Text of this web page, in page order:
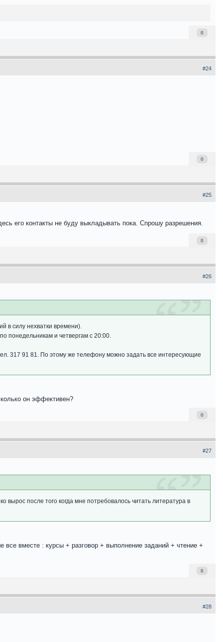
0
#24
0
#25
его контакты не буду выкладывать пока. Спрошу разрешения.
0
#26
в силу нехватки времени).
понедельникам и четвергам с 20:00.
317 91 81. По этому же телефону можно задать все интересующие
он эффективен?
0
#27
вырос после того когда мне потребовалось читать литература в
все вместе : курсы + разговор + выполнение заданий + чтение +
0
#28